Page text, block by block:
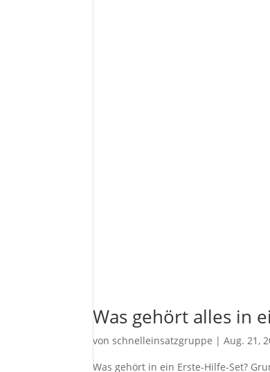
Was gehört alles in
vonschnelleinsatzgruppe |Aug. 21,
Was gehört in ein Erste-Hilfe-Set?